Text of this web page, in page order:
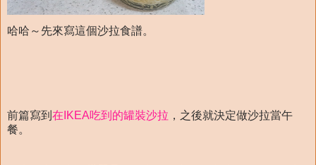
哈哈～先來寫這個沙拉食譜。
前篇寫到 在IKEA吃到的罐裝沙拉 ，之後就決定做沙拉當午
餐。